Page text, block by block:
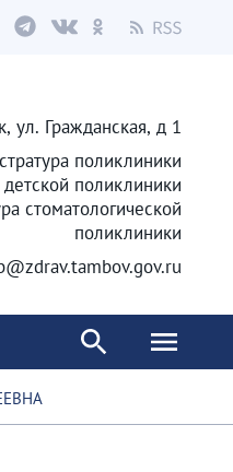
ул. Гражданская, д 1
поликлиники
поликлиники
стоматологической
поликлиники